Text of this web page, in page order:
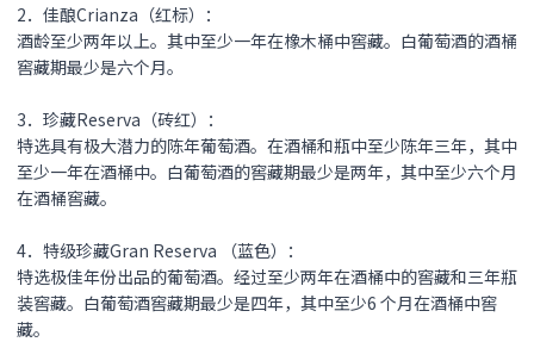
2．佳酿Crianza（红标）：
酒龄至少两年以上。其中至少一年在橡木桶中窖藏。白葡萄酒的酒桶
窖藏期最少是六个月。
3．珍藏Reserva（砖红）：
特选具有极大潜力的陈年葡萄酒。在酒桶和瓶中至少陈年三年，其中
至少一年在酒桶中。白葡萄酒的窖藏期最少是两年，其中至少六个月
在酒桶窖藏。
4．特级珍藏Gran Reserva （蓝色）：
特选极佳年份出品的葡萄酒。经过至少两年在酒桶中的窖藏和三年瓶
装窖藏。白葡萄酒窖藏期最少是四年，其中至少6 个月在酒桶中窖
藏。